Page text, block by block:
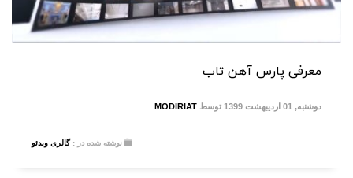
معرفی پارس آهن تاب
دوشنبه, 01 اردیبهشت 1399 توسط MODIRIAT
نوشته شده در : گالری ویدئو